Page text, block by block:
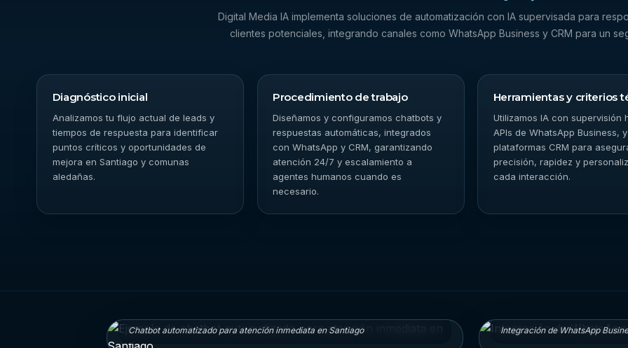
Digital Media IA implementa soluciones de automatización con IA supervisada para
clientes potenciales, integrando canales como WhatsApp Business y CRM para un
Diagnóstico inicial
Analizamos tu flujo actual de leads y
tiempos de respuesta para identificar
puntos críticos y oportunidades de
mejora en Santiago y comunas
aledañas.
Procedimiento de trabajo
Diseñamos y configuramos chatbots y
respuestas automáticas, integrados
con WhatsApp y CRM, garantizando
atención 24/7 y escalamiento a
agentes humanos cuando es
necesario.
Herramientas y criterios
Utilizamos IA con supervisión
APIs de WhatsApp Business, y
plataformas CRM para
precisión, rapidez y
cada interacción.
Chatbot automatizado para atención inmediata en Santiago Integración de WhatsApp